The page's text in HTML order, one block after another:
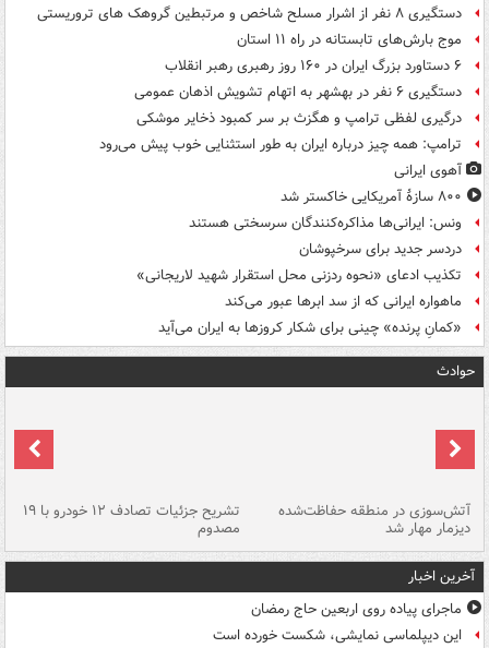
دستگیری ۸ نفر از اشرار مسلح شاخص و مرتبطین گروهک های تروریستی
موج بارش‌های تابستانه در راه ۱۱ استان
۶ دستاورد بزرگ ایران در ۱۶۰ روز رهبری رهبر انقلاب
دستگیری ۶ نفر در بهشهر به اتهام تشویش اذهان عمومی
درگیری لفظی ترامپ و هگزث بر سر کمبود ذخایر موشکی
ترامپ: همه چیز درباره ایران به طور استثنایی خوب پیش می‌رود
آهوی ایرانی
۸۰۰ سازۀ آمریکایی خاکستر شد
ونس: ایرانی‌ها مذاکره‌کنندگان سرسختی هستند
دردسر جدید برای سرخپوشان
تکذیب ادعای «نحوه ردزنی محل استقرار شهید لاریجانی»
ماهواره ایرانی که از سد ابرها عبور می‌کند
«کمانِ پرنده» چینی برای شکار کروزها به ایران می‌آید
حوادث
آتش‌سوزی در منطقه حفاظت‌شده
دیزمار مهار شد
تشریح جزئیات تصادف ۱۲ خودرو با ۱۹
مصدوم
آخرین اخبار
ماجرای پیاده روی اربعین حاج رمضان
این دیپلماسی نمایشی، شکست خورده است